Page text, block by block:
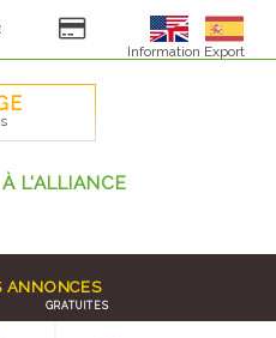
Information Export
L'ALLIANCE
ANNONCES
GRATUITES